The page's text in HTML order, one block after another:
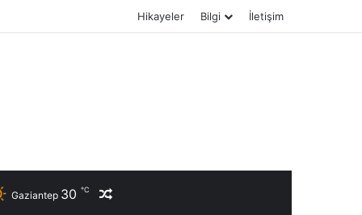
Hikayeler Bilgi İletişim
Gaziantep 30 ℃